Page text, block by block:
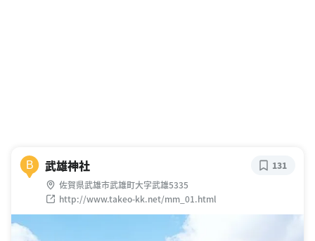
B 武雄神社
佐賀県武雄市武雄町大字武雄5335
http://www.takeo-kk.net/mm_01.html
131